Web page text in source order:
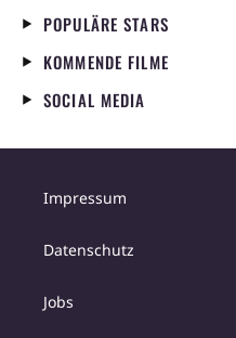
POPULÄRE STARS
KOMMENDE FILME
SOCIAL MEDIA
Impressum
Datenschutz
Jobs